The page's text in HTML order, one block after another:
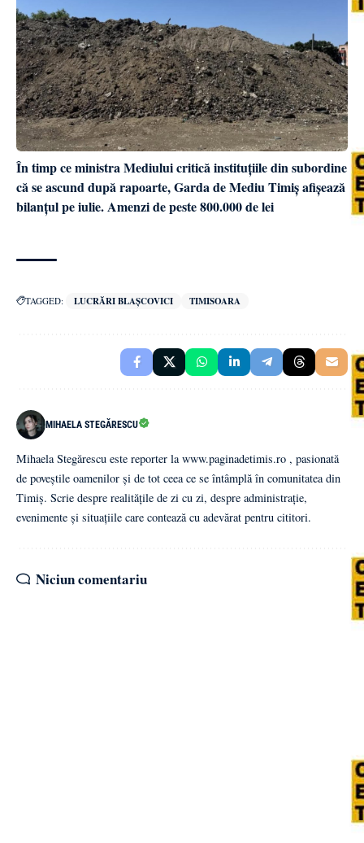
În timp ce ministra Mediului critică instituțiile din subordine
că se ascund după rapoarte, Garda de Mediu Timiș afișează
bilanțul pe iulie. Amenzi de peste 800.000 de lei
TAGGED: LUCRĂRI BLAȘCOVICI TIMISOARA
MIHAELA STEGĂRESCU
Mihaela Stegărescu este reporter la www.paginadetimis.ro , pasionată
de poveștile oamenilor și de tot ceea ce se întâmplă în comunitatea din
Timiș. Scrie despre realitățile de zi cu zi, despre administrație,
evenimente și situațiile care contează cu adevărat pentru cititori.
Niciun comentariu